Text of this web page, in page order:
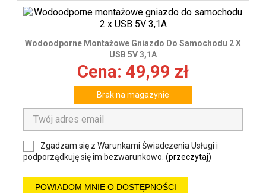
Wodoodporne Montażowe Gniazdo Do Samochodu 2 X
USB 5V 3,1A
Cena: 49,99 zł
Brak na magazynie
Zgadzam się z Warunkami Świadczenia Usługi i
podporządkuję się im bezwarunkowo. (przeczytaj)
POWIADOM MNIE O DOSTĘPNOŚCI